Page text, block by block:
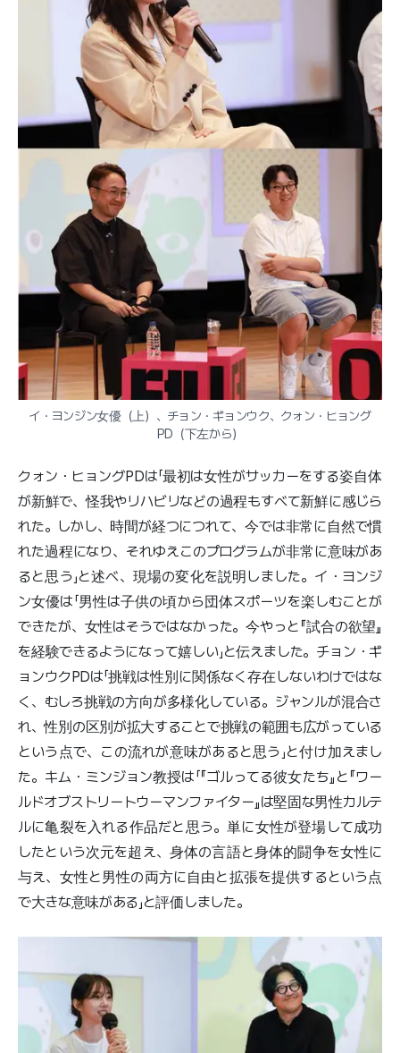
イ・ヨンジン女優（上）、チョン・ギョンウク、クォン・ヒョング
PD（下左から）
クォン・ヒョングPDは「最初は女性がサッカーをする姿自体
が新鮮で、怪我やリハビリなどの過程もすべて新鮮に感じら
れた。しかし、時間が経つにつれて、今では非常に自然で慣
れた過程になり、それゆえこのプログラムが非常に意味があ
ると思う」と述べ、現場の変化を説明しました。イ・ヨンジ
ン女優は「男性は子供の頃から団体スポーツを楽しむことが
できたが、女性はそうではなかった。今やっと『試合の欲望』
を経験できるようになって嬉しい」と伝えました。チョン・ギ
ョンウクPDは「挑戦は性別に関係なく存在しないわけではな
く、むしろ挑戦の方向が多様化している。ジャンルが混合さ
れ、性別の区別が拡大することで挑戦の範囲も広がっている
という点で、この流れが意味があると思う」と付け加えまし
た。キム・ミンジョン教授は「『ゴルってる彼女たち』と『ワー
ルドオブストリートウーマンファイター』は堅固な男性カルテ
ルに亀裂を入れる作品だと思う。単に女性が登場して成功
したという次元を超え、身体の言語と身体的闘争を女性に
与え、女性と男性の両方に自由と拡張を提供するという点
で大きな意味がある」と評価しました。